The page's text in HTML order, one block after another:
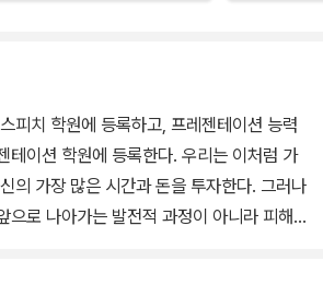
피치 학원에 등록하고, 프레젠테이션 능력
테이션 학원에 등록한다. 우리는 이처럼 가
의 가장 많은 시간과 돈을 투자한다. 그러나
으로 나아가는 발전적 과정이 아니라 피해나